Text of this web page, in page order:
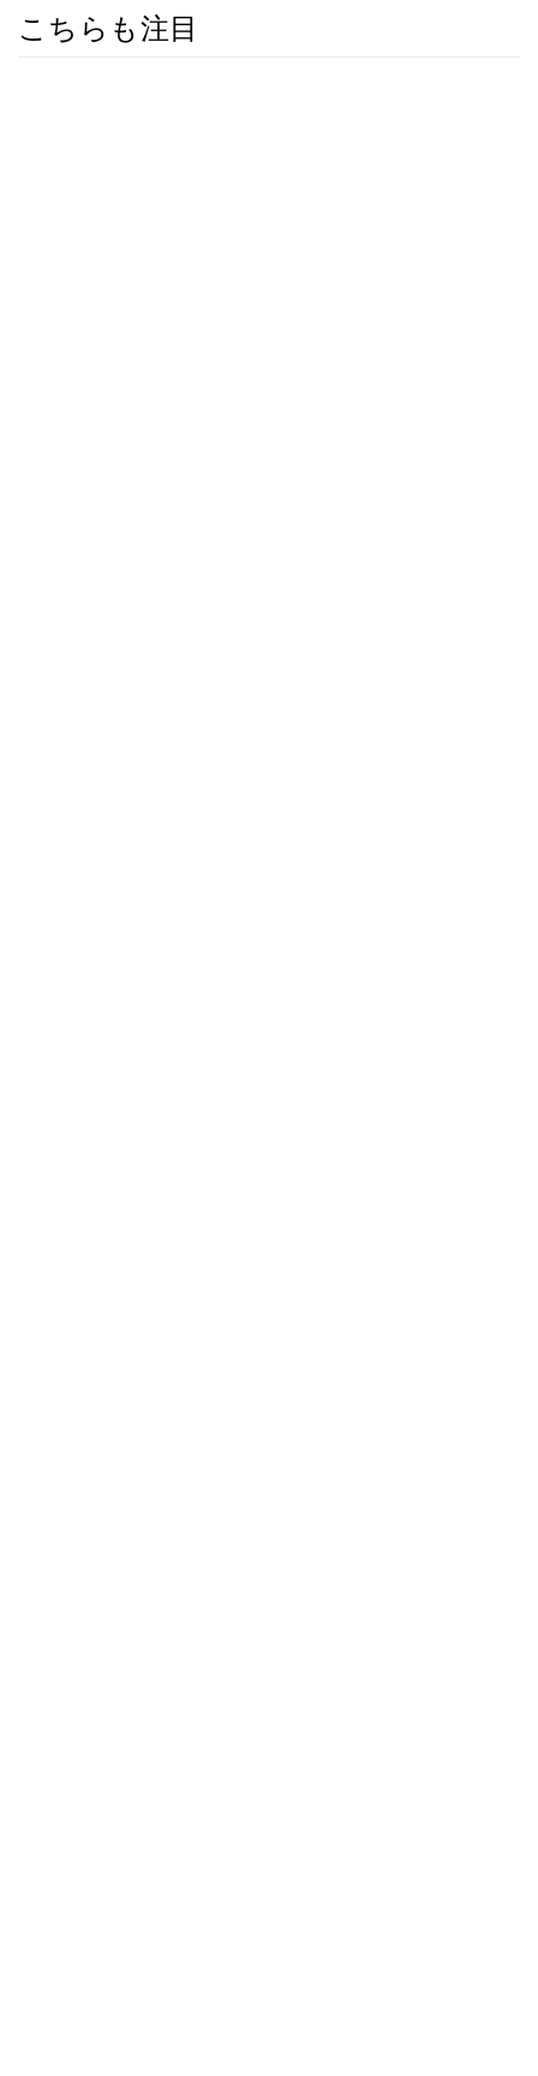
こちらも注目